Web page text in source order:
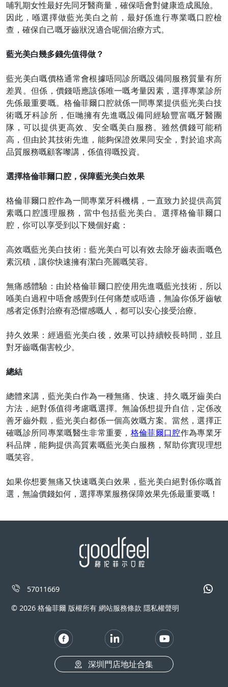
哺乳期女性最好先同牙醫商量，確保唔會對健康造成風險。
因此，喺選擇做藍光美白之前，最好係進行專業嘅口腔檢
查，確保自己嘅牙齒狀況適合呢個治療方式。
藍光美白幾多錢先值得做？
藍光美白嘅價格通常會根據唔同診所嘅設備同服務質量有所
差異。但係，價錢唔應該係唯一嘅考量因素，選擇專業診所
先係最重要嘅。格倫菲爾口腔就係一間專業提供藍光美白技
術嘅牙科診所，佢哋擁有先進嘅設備同經驗豐富嘅牙醫團
隊，可以提供更高效、安全嘅美白服務。雖然價錢可能稍
高，但由於其技術先進，能夠保證效果同安全，對於追求高
品質服務嘅顧客嚟講，係值得嘅投資。
選擇格倫菲爾口腔，保障藍光美白效果
格倫菲爾口腔作為一間專業牙科機構，一直致力於提供高質
素嘅口腔護理服務，當中包括藍光美白。選擇格倫菲爾口
腔，你可以享受到以下幾個好處：
高效嘅藍光美白技術：藍光美白可以有效去除牙齒表面嘅色
素沉積，讓你快速擁有潔白亮麗嘅笑容。
無痛感體驗：由於格倫菲爾口腔使用先進嘅藍光技術，所以
喺美白過程中唔會感覺到任何痛楚或唔適，無論你係牙齒敏
感者定係對治療有恐懼感嘅人，都可以安心接受治療。
持久效果：經過藍光美白後，效果可以持續較長時間，並且
對牙齒嘅傷害較少。
總結
總體來講，藍光美白作為一種無痛、快速、持久嘅牙齒美白
方法，絕對係值得考慮嘅選擇。無論係想提升自信，定係改
善牙齒外觀，藍光美白都係一個高效嘅方案。當然，選擇正
確嘅診所同專業嘅醫生非常重要， 格倫菲爾口腔作為專業牙
科品牌，能夠提供高質素嘅藍光美白服務，幫助你實現理想
嘅笑容。
如果你想要無痛又快速嘅美白效果，藍光美白絕對係你嘅首
選，無論價錢如何，選擇專業服務保障效果先係最重要嘅！
57011669
© 2026 格倫菲爾 版權所有 網站服務條款 隱私權聲明
深圳門店地址合集